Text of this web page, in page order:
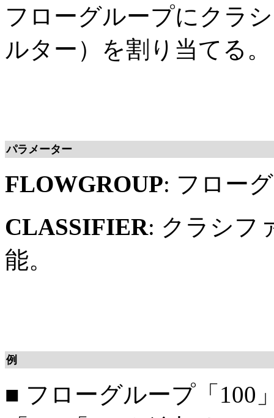
フローグループにクラ
ルター）を割り当てる。
パラメーター
FLOWGROUP: フロー
CLASSIFIER: クラシフ
能。
例
■ フローグループ「100